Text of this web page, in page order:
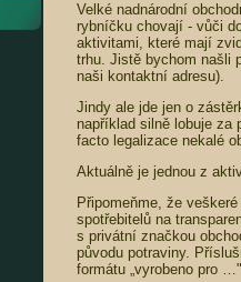
Velké nadnárodní
rybníčku chovají - vůči
aktivitami, které mají
trhu. Jistě bychom našli
naši kontaktní adresu).
Jindy ale jde jen o
například silně lobuje za
facto legalizace nekalé
Aktuálně je jednou z
Připomeňme, že
spotřebitelů na
s privátní značkou
původu potraviny.
formátu „vyrobeno pro